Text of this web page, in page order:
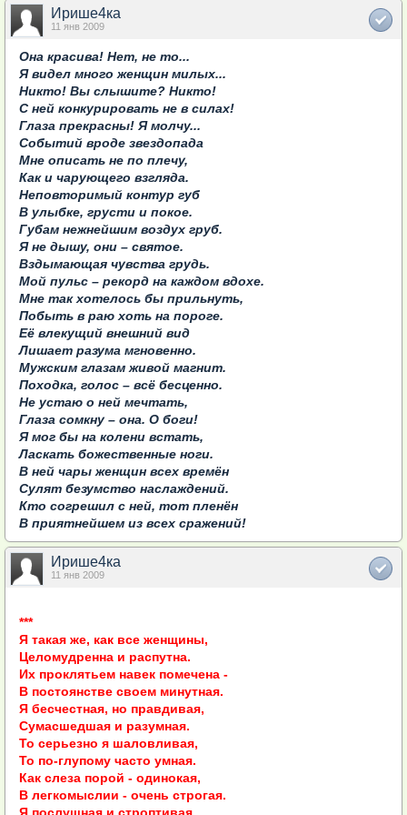
Ирише4ка
11 янв 2009
Она красива! Нет, не то...
Я видел много женщин милых...
Никто! Вы слышите? Никто!
С ней конкурировать не в силах!
Глаза прекрасны! Я молчу...
Событий вроде звездопада
Мне описать не по плечу,
Как и чарующего взгляда.
Неповторимый контур губ
В улыбке, грусти и покое.
Губам нежнейшим воздух груб.
Я не дышу, они – святое.
Вздымающая чувства грудь.
Мой пульс – рекорд на каждом вдохе.
Мне так хотелось бы прильнуть,
Побыть в раю хоть на пороге.
Её влекущий внешний вид
Лишает разума мгновенно.
Мужским глазам живой магнит.
Походка, голос – всё бесценно.
Не устаю о ней мечтать,
Глаза сомкну – она. О боги!
Я мог бы на колени встать,
Ласкать божественные ноги.
В ней чары женщин всех времён
Сулят безумство наслаждений.
Кто согрешил с ней, тот пленён
В приятнейшем из всех сражений!
Ирише4ка
11 янв 2009
***
Я такая же, как все женщины,
Целомудренна и распутна.
Их проклятьем навек помечена -
В постоянстве своем минутная.
Я бесчестная, но правдивая,
Сумасшедшая и разумная.
То серьезно я шаловливая,
То по-глупому часто умная.
Как слеза порой - одинокая,
В легкомыслии - очень строгая.